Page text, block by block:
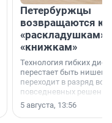
Петербуржцы
возвращаются к
«раскладушкам»
«книжкам»
Технология гибких
перестает быть
переходит в разряд
повседневных
5 августа, 13:56